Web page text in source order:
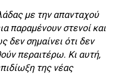
με την απανταχού
παραμένουν στενοί και
δεν σημαίνει ότι δεν
περαιτέρω. Κι αυτή,
της νέας